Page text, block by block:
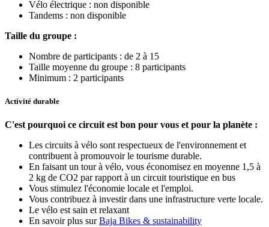
Vélo électrique : non disponible
Tandems : non disponible
Taille du groupe :
Nombre de participants : de 2 à 15
Taille moyenne du groupe : 8 participants
Minimum : 2 participants
Activité durable
C'est pourquoi ce circuit est bon pour vous et pour la planète :
Les circuits à vélo sont respectueux de l'environnement et
contribuent à promouvoir le tourisme durable.
En faisant un tour à vélo, vous économisez en moyenne 1,5 à
2 kg de CO2 par rapport à un circuit touristique en bus
Vous stimulez l'économie locale et l'emploi.
Vous contribuez à investir dans une infrastructure verte locale.
Le vélo est sain et relaxant
En savoir plus surBaja Bikes & sustainability